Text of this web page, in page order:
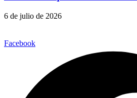
6 de julio de 2026
Facebook